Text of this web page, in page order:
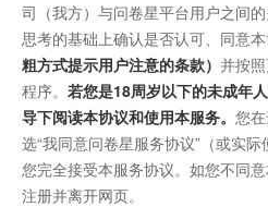
司（我方）与问卷星平台用户之间
思考的基础上确认是否认可、同意
粗方式提示用户注意的条款） 并按
程序。 若您是18周岁以下的未成年
导下阅读本协议和使用本服务。 您
选“我同意问卷星服务协议”（或实
您完全接受本服务协议。如您不同
注册并离开网页。